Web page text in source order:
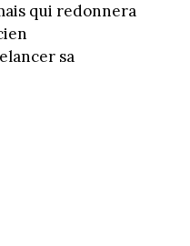
qui redonnera
sa